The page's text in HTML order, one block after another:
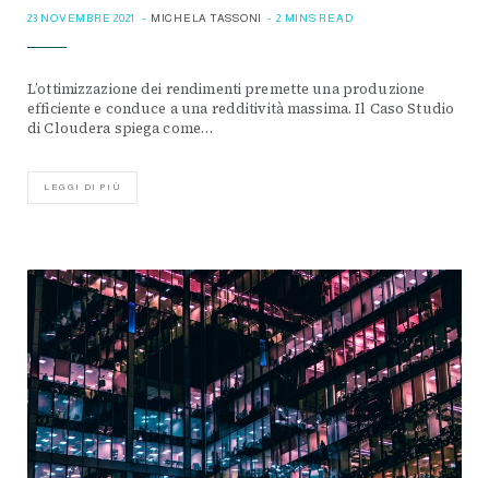
23 NOVEMBRE 2021 MICHELA TASSONI 2 MINS READ
L’ottimizzazione dei rendimenti premette una produzione
efficiente e conduce a una redditività massima. Il Caso Studio
di Cloudera spiega come…
LEGGI DI PIÙ